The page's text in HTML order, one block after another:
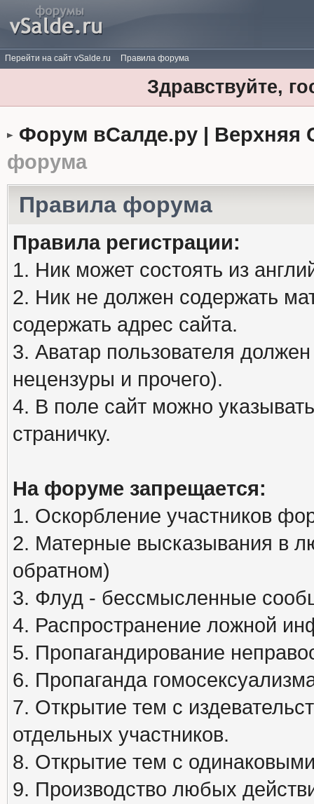
Перейти на сайт vSalde.ru Правила форума
Здравствуйте,
Форум вСалде.ру | Верхняя
форума
Правила форума
Правила регистрации:
1. Ник может состоять из
2. Ник не должен содержать
содержать адрес сайта.
3. Аватар пользователя
нецензуры и прочего).
4. В поле сайт можно
страничку.
На форуме запрещается:
1. Оскорбление участников
2. Матерные высказывания в
обратном)
3. Флуд - бессмысленные
4. Распространение ложной
5. Пропагандирование
6. Пропаганда
7. Открытие тем с
отдельных участников.
8. Открытие тем с
9. Производство любых